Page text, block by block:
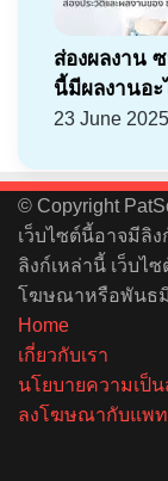
ส่องผลงาน
นี้มีผลงานอะ
23 June 2025
© Copyright
เว็บไซต์นี้อาจมีลิ
ลิงก์เหล่านี้ เว็บไ
โฆษณาหรือพันธมิ
Home
เกี่ยวกับเรา
นโยบายความเป็
ลงโฆษณากับแพ